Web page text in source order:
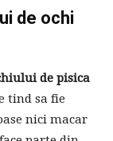
de ochi
de pisica
tind sa fie
nici macar